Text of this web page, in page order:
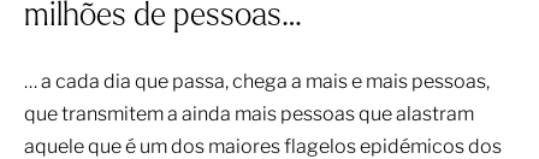
milhões de pessoas…
… a cada dia que passa, chega a mais e mais pessoas,
que transmitem a ainda mais pessoas que alastram
aquele que é um dos maiores flagelos epidémicos dos